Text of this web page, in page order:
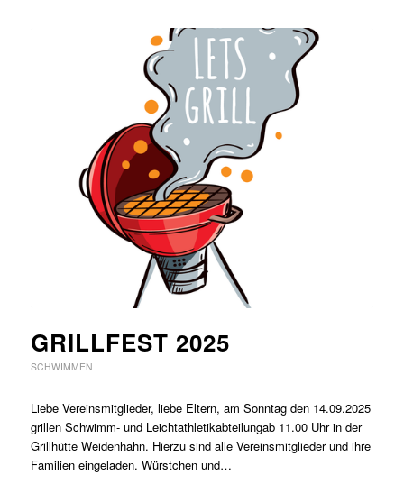
GRILLFEST 2025
SCHWIMMEN
Liebe Vereinsmitglieder, liebe Eltern, am Sonntag den 14.09.2025
grillen Schwimm- und Leichtathletikabteilungab 11.00 Uhr in der
Grillhütte Weidenhahn. Hierzu sind alle Vereinsmitglieder und ihre
Familien eingeladen. Würstchen und…